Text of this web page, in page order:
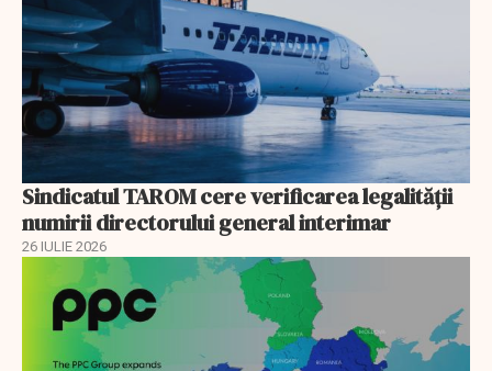
Sindicatul TAROM cere verificarea legalității
numirii directorului general interimar
26 IULIE 2026